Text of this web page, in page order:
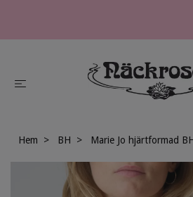
Hem BH Marie Jo hjärtformad